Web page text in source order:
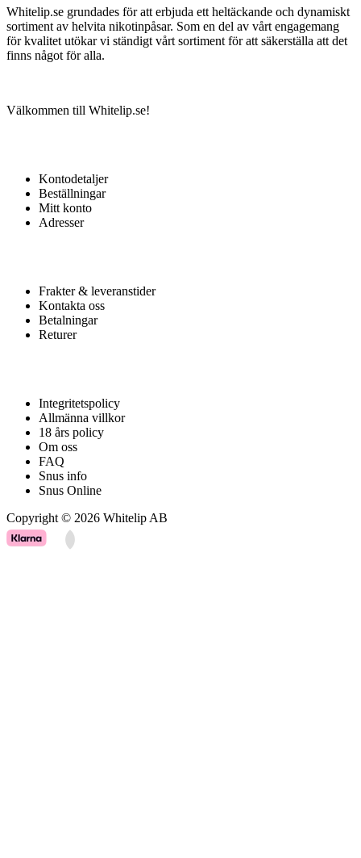
Whitelip.se grundades för att erbjuda ett heltäckande och dynamiskt
sortiment av helvita nikotinpåsar. Som en del av vårt engagemang
för kvalitet utökar vi ständigt vårt sortiment för att säkerställa att det
finns något för alla.
Välkommen till Whitelip.se!
Kontodetaljer
Beställningar
Mitt konto
Adresser
Frakter & leveranstider
Kontakta oss
Betalningar
Returer
Integritetspolicy
Allmänna villkor
18 års policy
Om oss
FAQ
Snus info
Snus Online
Copyright © 2026 Whitelip AB